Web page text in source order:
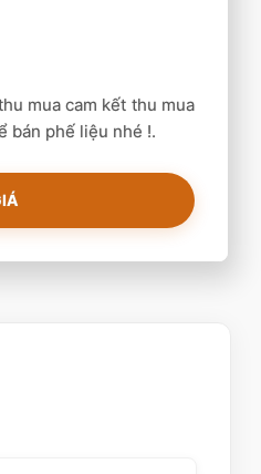
mua cam kết thu mua
bán phế liệu nhé !.